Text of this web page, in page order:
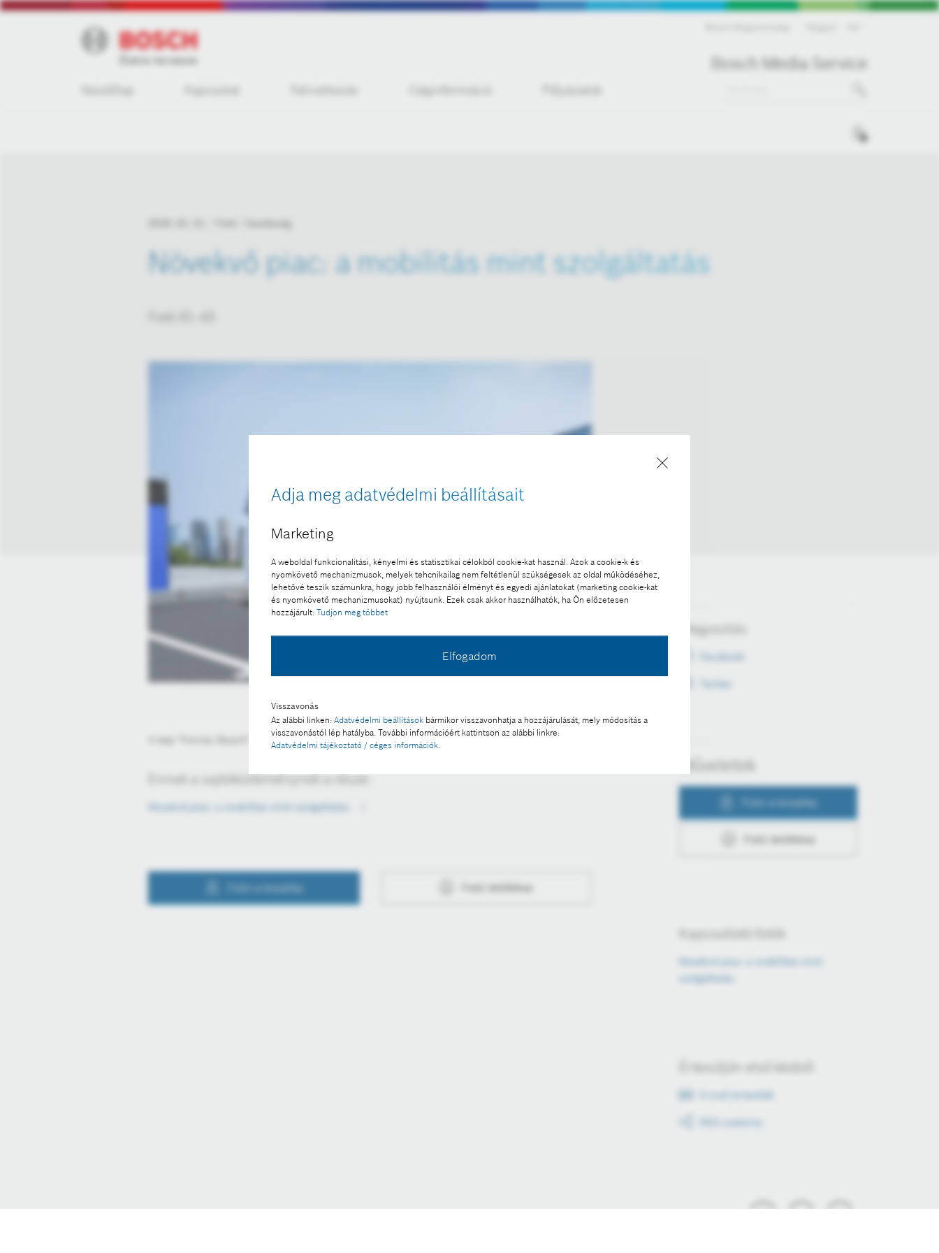
Adja meg adatvédelmi beállításait
Marketing
A weboldal funkcionalitási, kényelmi és statisztikai célokból cookie-kat használ. Azok a cookie-k és
nyomkövető mechanizmusok, melyek tehcnikailag nem feltétlenül szükségesek az oldal működéséhez,
lehetővé teszik számunkra, hogy jobb felhasználói élményt és egyedi ajánlatokat (marketing cookie-kat
és nyomkövető mechanizmusokat) nyújtsunk. Ezek csak akkor használhatók, ha Ön előzetesen
hozzájárult: Tudjon meg többet
Elfogadom
Visszavonás
Az alábbi linken: Adatvédelmi beállítások bármikor visszavonhatja a hozzájárulását, mely módosítás a
visszavonástól lép hatályba. További információért kattintson az alábbi linkre:
Adatvédelmi tájékoztató / céges információk.
Bosch Media Service
Kezdőlap Kapcsolat Céginformáció
Növekvő piac: a mobilitás mint szolgáltatás
A kép "Forrás: Bosch" megjelöléssel a sajtó számára díjmentesen felhasználható.
Ennek a sajtóközleménynek a része:
Növekvő piac: a mobilitás mint szolgáltatás
Fotó a kosárba Fotó letöltése
Megosztás
Facebook
Twitter
Műveletek
Fotó a kosárba
Fotó letöltése
Kapcsolódó fotók
Növekvő piac: a mobilitás mint
szolgáltatás
Értesüljön első kézből
E-mail értesítők
RSS csatorna